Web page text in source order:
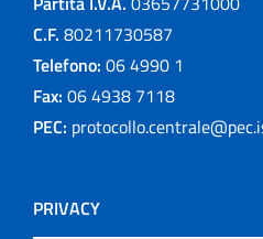
C.F. 80211730587
Telefono: 06 4990 1
Fax: 06 4938 7118
PEC:
PRIVACY